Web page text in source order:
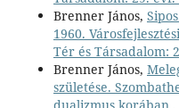
Brenner János,
1960.
Tér és Társadalom:
Brenner János,
születése.